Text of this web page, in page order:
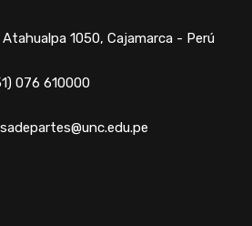
Atahualpa 1050, Cajamarca - Perú
076 610000